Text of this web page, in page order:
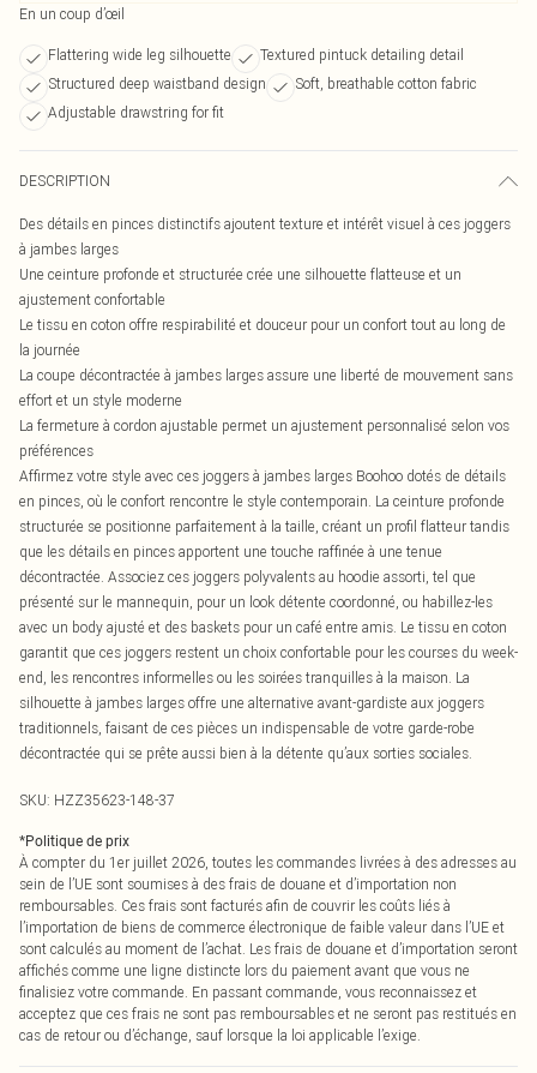
En un coup d’œil
Flattering wide leg silhouette
Textured pintuck detailing detail
Structured deep waistband design
Soft, breathable cotton fabric
Adjustable drawstring for fit
DESCRIPTION
Des détails en pinces distinctifs ajoutent texture et intérêt visuel à ces joggers
à jambes larges
Une ceinture profonde et structurée crée une silhouette flatteuse et un
ajustement confortable
Le tissu en coton offre respirabilité et douceur pour un confort tout au long de
la journée
La coupe décontractée à jambes larges assure une liberté de mouvement sans
effort et un style moderne
La fermeture à cordon ajustable permet un ajustement personnalisé selon vos
préférences
Affirmez votre style avec ces joggers à jambes larges Boohoo dotés de détails
en pinces, où le confort rencontre le style contemporain. La ceinture profonde
structurée se positionne parfaitement à la taille, créant un profil flatteur tandis
que les détails en pinces apportent une touche raffinée à une tenue
décontractée. Associez ces joggers polyvalents au hoodie assorti, tel que
présenté sur le mannequin, pour un look détente coordonné, ou habillez-les
avec un body ajusté et des baskets pour un café entre amis. Le tissu en coton
garantit que ces joggers restent un choix confortable pour les courses du week-
end, les rencontres informelles ou les soirées tranquilles à la maison. La
silhouette à jambes larges offre une alternative avant-gardiste aux joggers
traditionnels, faisant de ces pièces un indispensable de votre garde-robe
décontractée qui se prête aussi bien à la détente qu’aux sorties sociales.
SKU: HZZ35623-148-37
*Politique de prix
À compter du 1er juillet 2026, toutes les commandes livrées à des adresses au
sein de l’UE sont soumises à des frais de douane et d’importation non
remboursables. Ces frais sont facturés afin de couvrir les coûts liés à
l’importation de biens de commerce électronique de faible valeur dans l’UE et
sont calculés au moment de l’achat. Les frais de douane et d’importation seront
affichés comme une ligne distincte lors du paiement avant que vous ne
finalisiez votre commande. En passant commande, vous reconnaissez et
acceptez que ces frais ne sont pas remboursables et ne seront pas restitués en
cas de retour ou d’échange, sauf lorsque la loi applicable l’exige.